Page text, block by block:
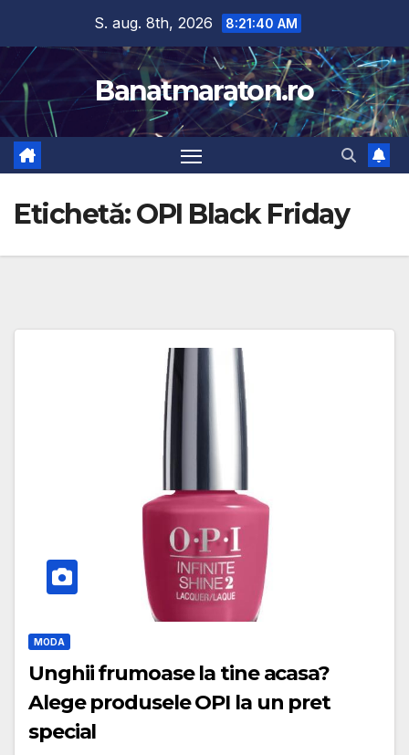
content
S. aug. 8th, 2026 8:21:41 AM
Banatmaraton.ro
Etichetă:OPI Black Friday
MODA
Unghii frumoase la tine acasa?
Alege produsele OPI la un pret
special